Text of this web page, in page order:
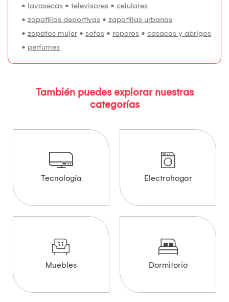
• lavasecas • televisores • celulares
• zapatillas deportivas • zapatillas urbanas
• zapatos mujer • sofas • roperos • casacas y abrigos
• perfumes
También puedes explorar nuestras
categorías
Tecnología Electrohogar
Muebles Dormitorio